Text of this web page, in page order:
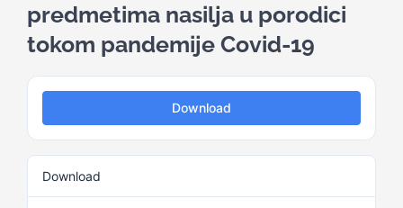
Kalendar aktivnosti
Edukativni materijali
Publikacije
predmetima nasilja u porodici
tokom pandemije Covid-19
Download
Download